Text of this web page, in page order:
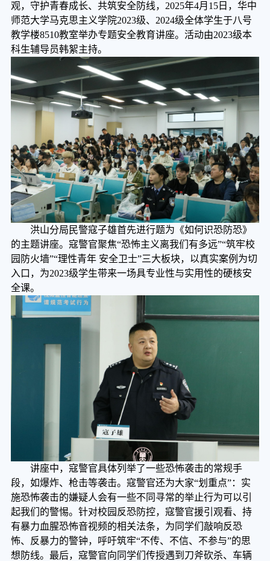
观，守护青春成长、共筑安全防线， 2025年4月15日， 华中
师范大学马克思主义学院2023级、2024级全体学生于八号
教学楼8510教室举办专题安全教育讲座。 活动由2023级本
科生辅导员韩絮主持。
洪山分局民警寇子雄首先进行题为《如何识恐防恐》
的主题讲座。寇警官聚焦“恐怖主义离我们有多远”“筑牢校
园防火墙”“理性青年 安全卫士”三大板块，以真实案例为切
入口，为2023级学生带来一场具专业性与实用性的硬核安
全课。
讲座中，寇警官具体列举了一些恐怖袭击的常规手
段，如爆炸、枪击等袭击。寇警官还为大家“划重点”：实
施恐怖袭击的嫌疑人会有一些不同寻常的举止行为可以引
起我们的警惕。 针对校园反恐防控， 寇警官援引 观看、持
有暴力血腥恐怖音视频的相关法条，为同学们敲响反恐
怖、反暴力的警钟，
呼吁筑牢“不传、不信、不参与”的思
想防线。最后，寇警官向同学们传授遇到刀斧砍杀、车辆